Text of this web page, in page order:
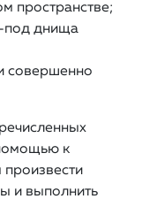
пространстве;
под днища
совершенно
к
произвести
и выполнить